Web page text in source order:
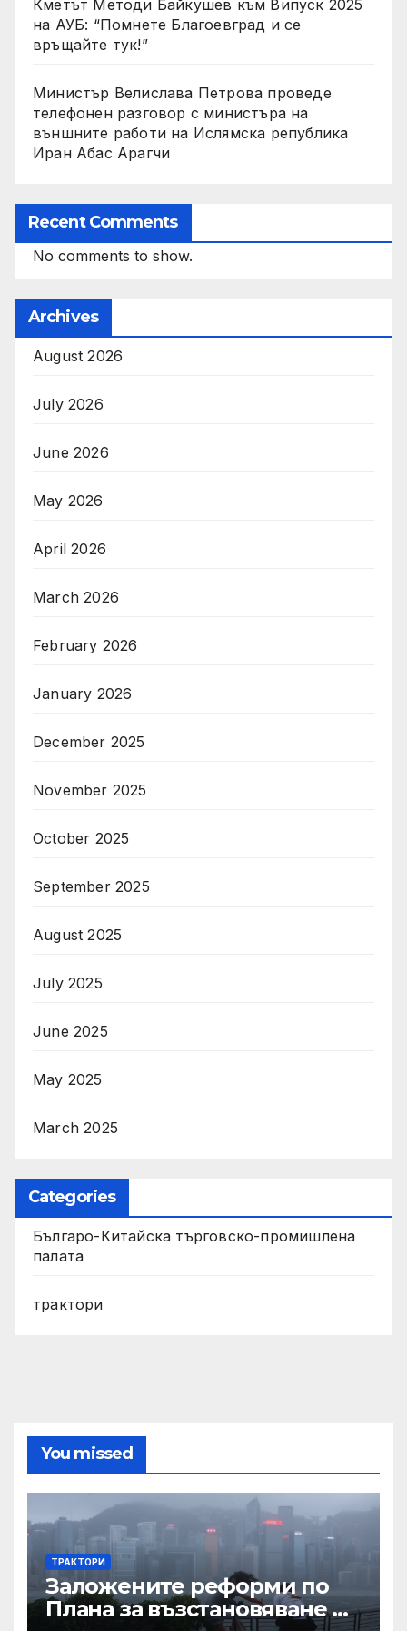
Кметът Методи Байкушев към Випуск 2025
на АУБ: “Помнете Благоевград и се
връщайте тук!”
Министър Велислава Петрова проведе
телефонен разговор с министъра на
външните работи на Ислямска република
Иран Абас Арагчи
Recent Comments
No comments to show.
Archives
August 2026
July 2026
June 2026
May 2026
April 2026
March 2026
February 2026
January 2026
December 2025
November 2025
October 2025
September 2025
August 2025
July 2025
June 2025
May 2025
March 2025
Categories
Българо-Китайска търговско-промишлена
палата
трактори
You missed
ТРАКТОРИ
Заложените реформи по
Плана за възстановяване и